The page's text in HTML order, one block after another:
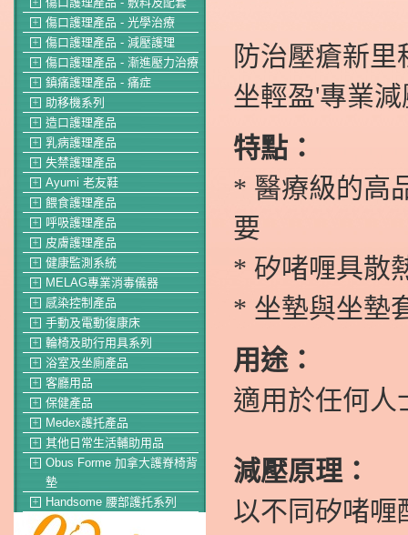
＋
＋ 傷口護理產品 - 光學治療
＋ 傷口護理產品 - 減壓護理
＋ 傷口護理產品 - 漸進壓力治療
＋ 鎮痛護理產品 - 痛症
＋ 助移機系列
＋ 造口護理產品
＋ 乳病護理產品
＋ 失禁護理產品
＋ Ayumi 老友鞋
＋ 餵食護理產品
＋ 呼吸護理產品
＋ 皮膚護理產品
＋ 健康監測系統
＋ MELAG專業消毒儀器
＋ 感染控制產品
＋ 手動及電動復康床
＋ 輪椅及助行用具系列
＋ 浴室及坐廁產品
＋ 客廳用品
＋ 保健產品
＋ Medex護托產品
＋ 其他日常生活輔助用品
＋
Obus Forme 加拿大護脊椅背
墊
＋ Handsome 腰部護托系列
防治壓瘡新
坐輕盈'專業
特點：
* 醫療級的高
要
* 矽啫喱具散
* 坐墊與坐墊
用途：
適用於任何人
減壓原理：
以不同矽啫喱